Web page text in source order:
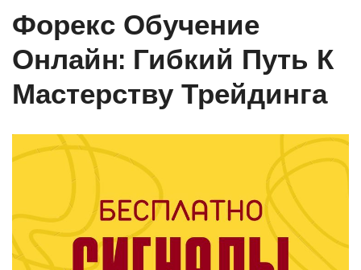
Форекс Обучение
Онлайн: Гибкий Путь К
Мастерству Трейдинга